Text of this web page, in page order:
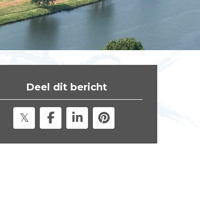
Deel dit bericht